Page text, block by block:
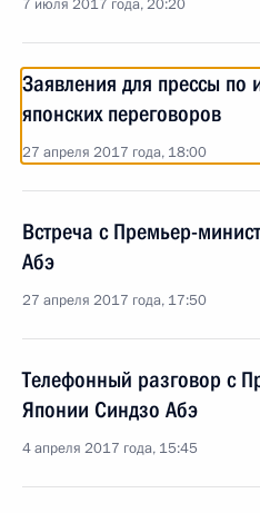
7 июля 2017 года, 20:20
Заявления для прессы по
японских переговоров
27 апреля 2017 года, 18:00
Встреча с Премьер-
Абэ
27 апреля 2017 года, 17:50
Телефонный разговор с
Японии Синдзо Абэ
4 апреля 2017 года, 15:45